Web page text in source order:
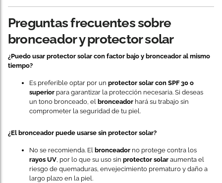
Preguntas frecuentes sobre
bronceador y protector solar
¿Puedo usar protector solar con factor bajo y bronceador al mismo
tiempo?
Es preferible optar por un protector solar con SPF 30 o
superiorpara garantizar la protección necesaria. Si deseas
un tono bronceado, el bronceadorhará su trabajo sin
comprometer la seguridad de tu piel.
¿El bronceador puede usarse sin protector solar?
No se recomienda. El bronceador no protege contra los
rayos UV, por lo que su uso sin protector solaraumenta el
riesgo de quemaduras, envejecimiento prematuro y daño a
largo plazo en la piel.